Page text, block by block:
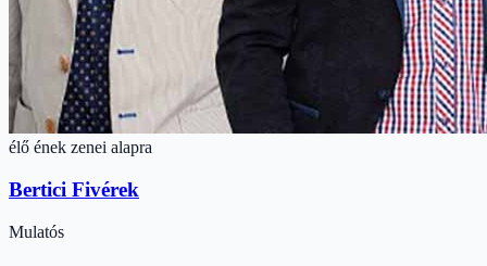
élő ének zenei alapra
Bertici Fivérek
Mulatós